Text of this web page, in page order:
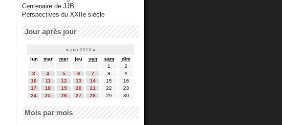
Centenaire de JJB
Perspectives du XXIIe siècle
Jour après jour
« juin 2013 »
lun
mar mer jeu ven sam
dim
1
2
3
4 5 6 7 8
9
10
11 12 13 14 15
16
17
18 19 20 21 22
23
24
25 26 27 28 29 30
Mois par mois